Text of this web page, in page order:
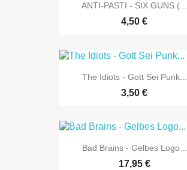
ANTI-PASTI - SIX GUNS (...
4,50 €
The Idiots - Gott Sei Punk...
3,50 €
Bad Brains - Gelbes Logo...
17,95 €